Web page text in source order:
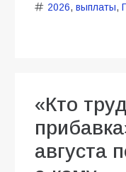
2026, выплаты,
«Кто
августа